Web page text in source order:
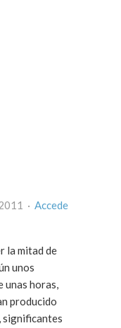
en marzo 18, 2011 · Accede
la mitad de
unos
unas horas,
producido
significantes